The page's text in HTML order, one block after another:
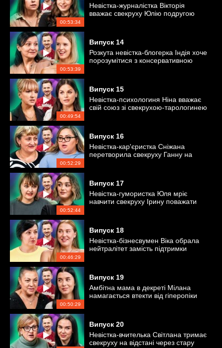
00:53:34
Невістка-журналістка Вікторія
вважає свекруху Юлію подругою
00:53:39
Випуск 14
Розкута невістка-блогерка Індія хоче
порозумітися з консервативною
00:49:54
Випуск 15
Невістка-психологиня Ніна вважає
свій союз зі свекрухою-тарологинею
00:52:29
Випуск 16
Невістка-кар'єристка Сніжана
перетворила свекруху Ганну на
00:52:44
Випуск 17
Невістка-гумористка Юля мріє
навчити свекруху Ірину поважати
00:46:29
Випуск 18
Невістка-бізнесвумен Віка обрала
нейтралітет замість підтримки
00:50:29
Випуск 19
Амбітна мама в декреті Мілана
намагається втекти від гіперопіки
Випуск 20
Невістка-вчителька Світлана тримає
свекруху на відстані через стару